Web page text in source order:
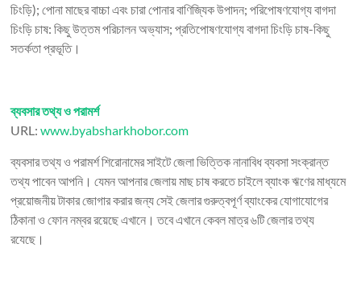
চিংড়ি); পোনা মাছের বাচ্চা এবং চারা পোনার বাণিজ্যিক উপাদন; পরিপোষণযোগ্য বাগদা
চিংড়ি চাষ: কিছু উত্তম পরিচালন অভ্যাস; প্রতিপোষণযোগ্য বাগদা চিংড়ি চাষ-কিছু
সতর্কতা প্রভূতি।
ব্যবসার তথ্য ও পরামর্শ
URL:www.byabsharkhobor.com
ব্যবসার তথ্য ও পরামর্শ শিরোনামের সাইটে জেলা ভিত্তিক নানাবিধ ব্যবসা সংক্রান্ত
তথ্য পাবেন আপনি। যেমন আপনার জেলায় মাছ চাষ করতে চাইলে ব্যাংক ঋণের মাধ্যমে
প্রয়োজনীয় টাকার জোগার করার জন্য সেই জেলার গুরুত্বপূর্ণ ব্যাংকের যোগাযোগের
ঠিকানা ও ফোন নম্বর রয়েছে এখানে। তবে এখানে কেবল মাত্র ৬টি জেলার তথ্য
রযেছে।